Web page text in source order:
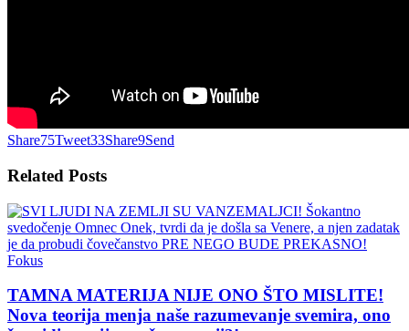
Share75Tweet33Share9Send
Related Posts
Fokus
TAMNA MATERIJA NIJE ONO ŠTO MISLITE!
Nova teorija menja naše razumevanje svemira, ono